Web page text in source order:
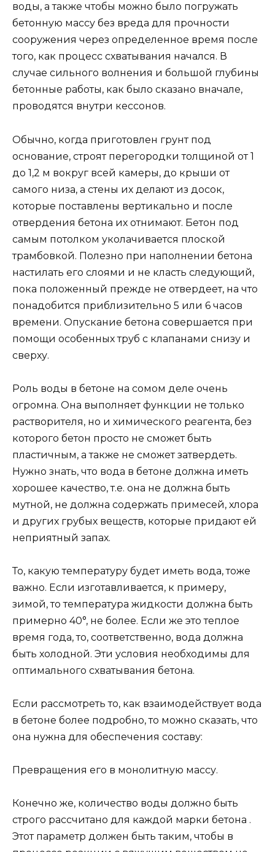
воды, а также чтобы можно было погружать
бетонную массу без вреда для прочности
сооружения через определенное время после
того, как процесс схватывания начался. В
случае сильного волнения и большой глубины
бетонные работы, как было сказано вначале,
проводятся внутри кессонов.
Обычно, когда приготовлен грунт под
основание, строят перегородки толщиной от 1
до 1,2 м вокруг всей камеры, до крыши от
самого низа, а стены их делают из досок,
которые поставлены вертикально и после
отвердения бетона их отнимают. Бетон под
самым потолком уколачивается плоской
трамбовкой. Полезно при наполнении бетона
настилать его слоями и не класть следующий,
пока положенный прежде не отвердеет, на что
понадобится приблизительно 5 или 6 часов
времени. Опускание бетона совершается при
помощи особенных труб с клапанами снизу и
сверху.
Роль воды в бетоне на сомом деле очень
огромна. Она выполняет функции не только
растворителя, но и химического реагента, без
которого бетон просто не сможет быть
пластичным, а также не сможет затвердеть.
Нужно знать, что вода в бетоне должна иметь
хорошее качество, т.е. она не должна быть
мутной, не должна содержать примесей, хлора
и других грубых веществ, которые придают ей
неприятный запах.
То, какую температуру будет иметь вода, тоже
важно. Если изготавливается, к примеру,
зимой, то температура жидкости должна быть
примерно 40°, не более. Если же это теплое
время года, то, соответственно, вода должна
быть холодной. Эти условия необходимы для
оптимального схватывания бетона.
Если рассмотреть то, как взаимодействует вода
в бетоне более подробно, то можно сказать, что
она нужна для обеспечения составу:
Превращения его в монолитную массу.
Конечно же, количество воды должно быть
строго рассчитано для каждой марки бетона .
Этот параметр должен быть таким, чтобы в